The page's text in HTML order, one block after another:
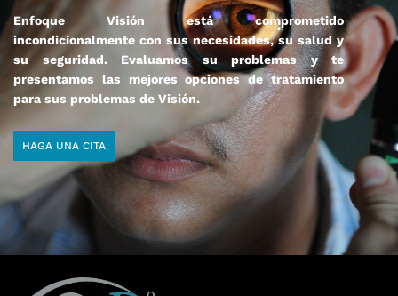
Enfoque Visión está comprometido
incondicionalmente con sus necesidades, su salud y
su seguridad. Evaluamos su problemas y te
presentamos las mejores opciones de tratamiento
para sus problemas de Visión.
HAGA UNA CITA